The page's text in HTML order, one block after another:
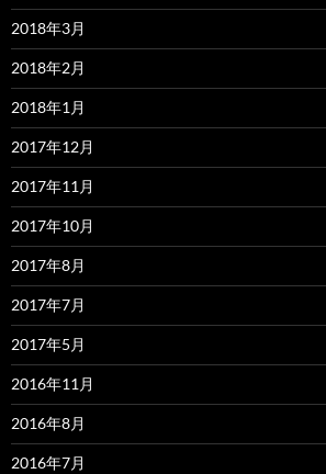
2018年3月
2018年2月
2018年1月
2017年12月
2017年11月
2017年10月
2017年8月
2017年7月
2017年5月
2016年11月
2016年8月
2016年7月